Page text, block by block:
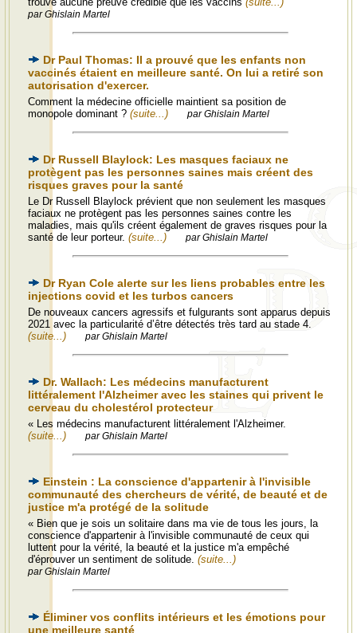
par Ghislain Martel
Dr Paul Thomas: Il a prouvé que les enfants non
vaccinés étaient en meilleure santé. On lui a retiré son
autorisation d'exercer.
Comment la médecine officielle maintient sa position de
monopole dominant ? (suite...) par Ghislain Martel
Dr Russell Blaylock: Les masques faciaux ne
protègent pas les personnes saines mais créent des
risques graves pour la santé
Le Dr Russell Blaylock prévient que non seulement les masques
faciaux ne protègent pas les personnes saines contre les
maladies, mais qu'ils créent également de graves risques pour la
santé de leur porteur. (suite...) par Ghislain Martel
Dr Ryan Cole alerte sur les liens probables entre les
injections covid et les turbos cancers
De nouveaux cancers agressifs et fulgurants sont apparus depuis
2021 avec la particularité d’être détectés très tard au stade 4.
(suite...)
par Ghislain Martel
Dr. Wallach: Les médecins manufacturent
littéralement l'Alzheimer avec les staines qui privent le
cerveau du cholestérol protecteur
« Les médecins manufacturent littéralement l'Alzheimer.
(suite...)
par Ghislain Martel
Einstein : La conscience d'appartenir à l'invisible
communauté des chercheurs de vérité, de beauté et de
justice m'a protégé de la solitude
« Bien que je sois un solitaire dans ma vie de tous les jours, la
conscience d'appartenir à l'invisible communauté de ceux qui
luttent pour la vérité, la beauté et la justice m'a empêché
d'éprouver un sentiment de solitude. (suite...)
par Ghislain Martel
Éliminer vos conflits intérieurs et les émotions pour
une meilleure santé